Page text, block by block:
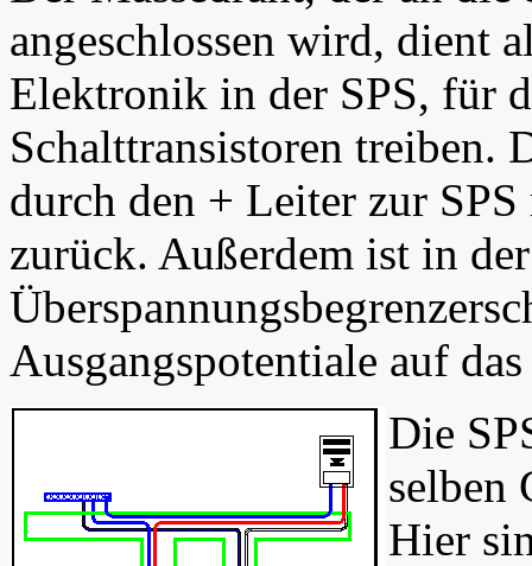
angeschlossen wird, dient
Elektronik in der SPS, für
Schalttransistoren treiben.
durch den + Leiter zur
zurück. Außerdem ist in
Ausgangspotentiale auf
Die
selben
Hier